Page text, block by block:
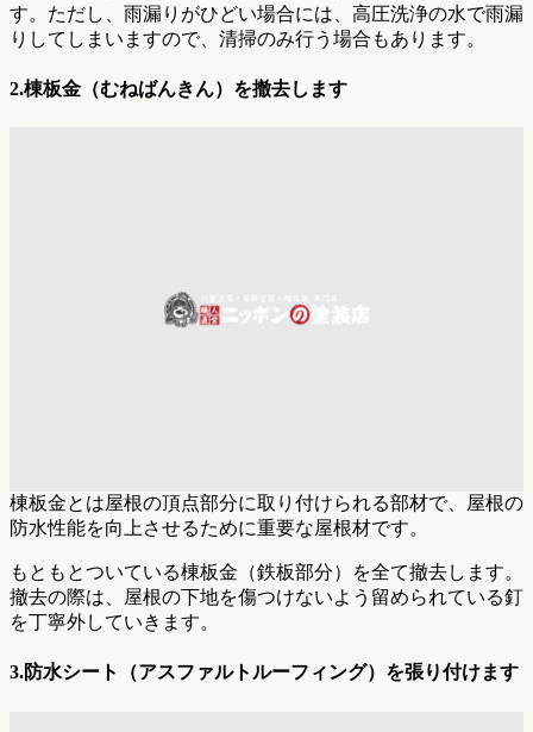
す。ただし、雨漏りがひどい場合には、高圧洗浄の水で雨漏
りしてしまいますので、清掃のみ行う場合もあります。
2.棟板金（むねばんきん）を撤去します
棟板金とは屋根の頂点部分に取り付けられる部材で、屋根の
防水性能を向上させるために重要な屋根材です。
もともとついている棟板金（鉄板部分）を全て撤去します。
撤去の際は、屋根の下地を傷つけないよう留められている釘
を丁寧外していきます。
3.防水シート（アスファルトルーフィング）を張り付けます